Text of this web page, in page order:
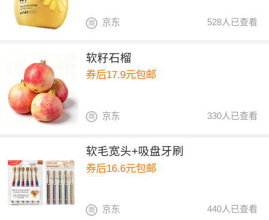
528人已查看
京东
软籽石榴
券后17.9元包邮
330人已查看
京东
软毛宽头+吸盘牙刷
券后16.6元包邮
440人已查看
京东